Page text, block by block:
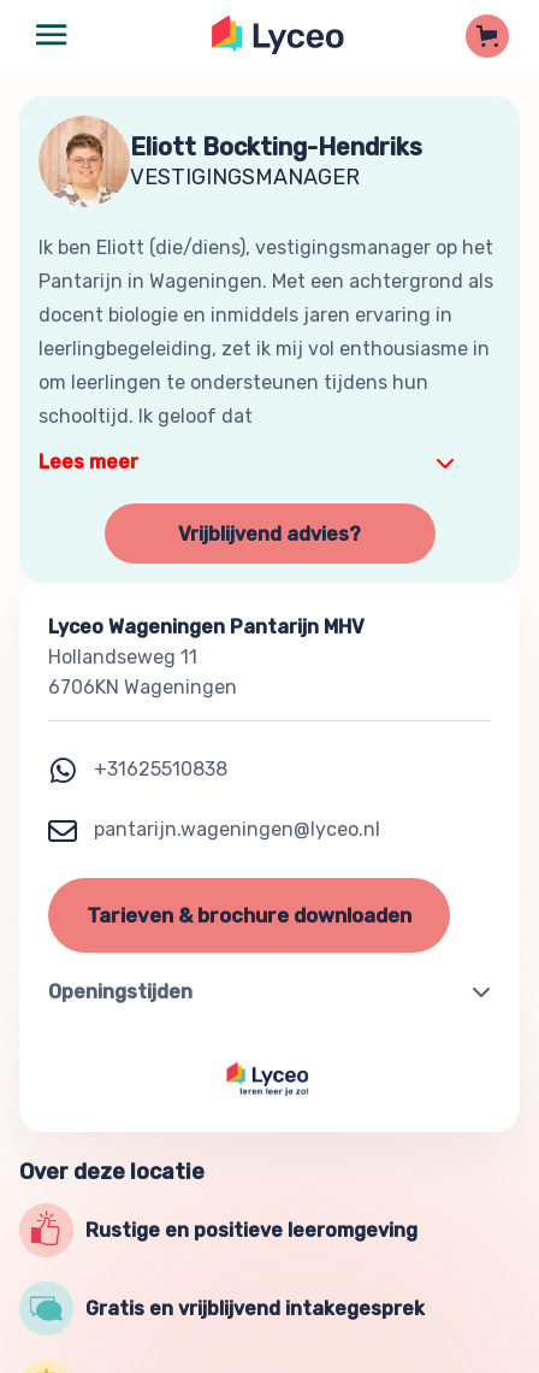
Eliott Bockting-Hendriks
VESTIGINGSMANAGER
Ik ben Eliott (die/diens), vestigingsmanager op het
Pantarijn in Wageningen. Met een achtergrond als
docent biologie en inmiddels jaren ervaring in
leerlingbegeleiding, zet ik mij vol enthousiasme in
om leerlingen te ondersteunen tijdens hun
schooltijd. Ik geloof dat
Lees meer
Vrijblijvend advies?
Lyceo Wageningen Pantarijn MHV
Hollandseweg 11
6706KN Wageningen
+31625510838
pantarijn.wageningen@lyceo.nl
Tarieven & brochure downloaden
Openingstijden
Over deze locatie
Rustige en positieve leeromgeving
Gratis en vrijblijvend intakegesprek